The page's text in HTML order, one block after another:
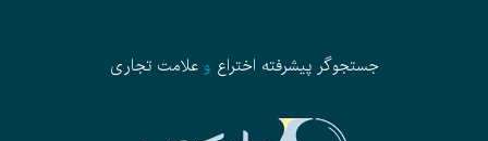
جستجوگر پیشرفته اختراع وعلامت تجاری